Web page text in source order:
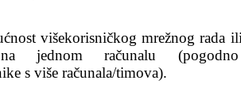
višekorisničkog mrežnog rada
jednom računalu
s više računala/timova).